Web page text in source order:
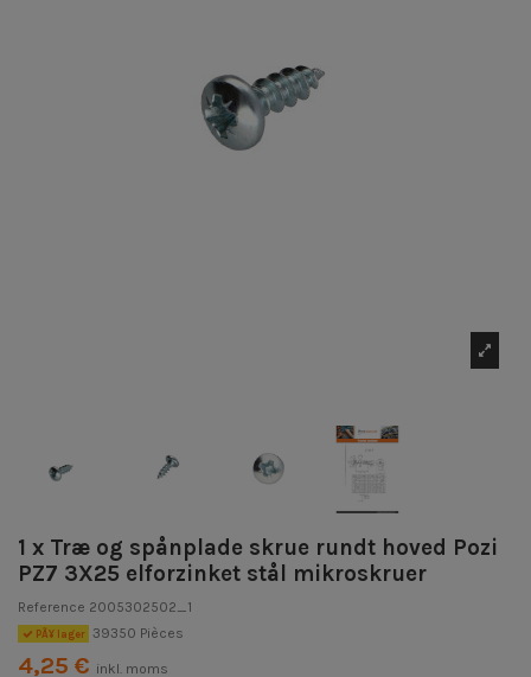
1 x Træ og spånplade skrue rundt hoved Pozi
PZ7 3X25 elforzinket stål mikroskruer
Reference 2005302502_1
PÃ¥ lager 39350 Pièces
4,25 € inkl. moms